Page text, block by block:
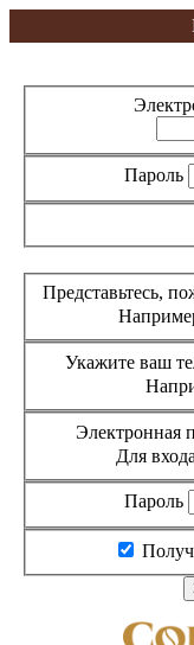
Пароль
Представьтесь,
Укажите ваш
Электронная
Для
Пароль